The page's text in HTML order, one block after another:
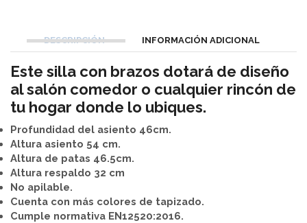
DESCRIPCIÓN INFORMACIÓN ADICIONAL
Este silla con brazos dotará de diseño
al salón comedor o cualquier rincón de
tu hogar donde lo ubiques.
Profundidad del asiento 46cm.
Altura asiento 54 cm.
Altura de patas 46.5cm.
Altura respaldo 32 cm
No apilable.
Cuenta con más colores de tapizado.
Cumple normativa EN12520:2016.